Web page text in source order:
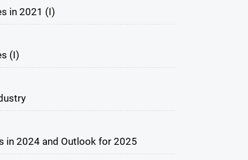
in 2021 (I)
(I)
in 2024 and Outlook for 2025